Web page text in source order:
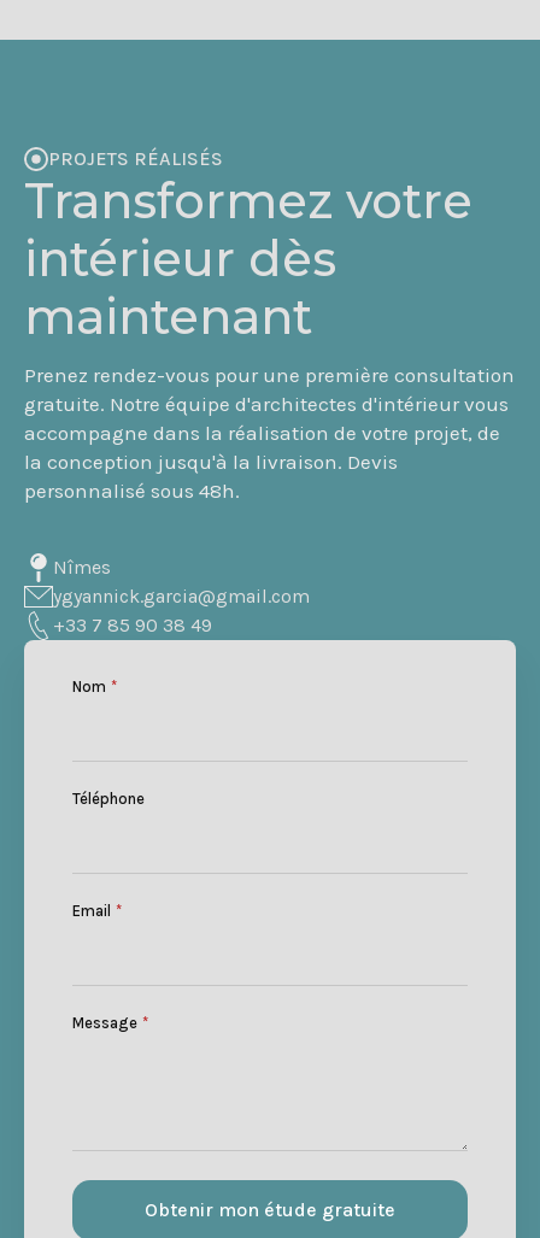
PROJETS RÉALISÉS
Transformez votre
intérieur dès
maintenant
Prenez rendez-vous pour une première consultation
gratuite. Notre équipe d'architectes d'intérieur vous
accompagne dans la réalisation de votre projet, de
la conception jusqu'à la livraison. Devis
personnalisé sous 48h.
Nîmes
ygyannick.garcia@gmail.com
+33 7 85 90 38 49
Nom *
Téléphone
Email *
Message *
Obtenir mon étude gratuite